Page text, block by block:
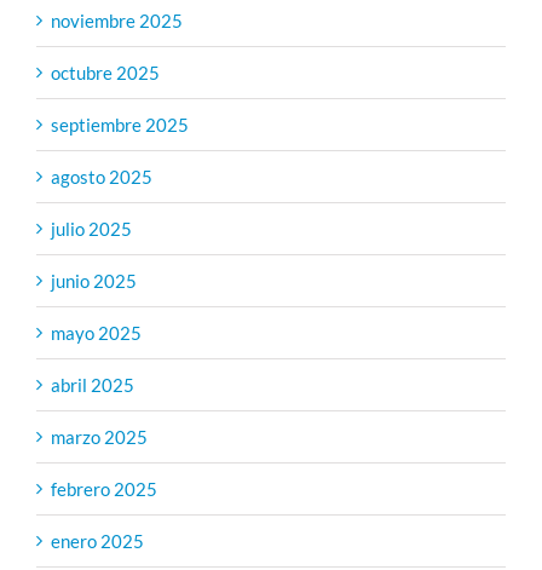
noviembre 2025
octubre 2025
septiembre 2025
agosto 2025
julio 2025
junio 2025
mayo 2025
abril 2025
marzo 2025
febrero 2025
enero 2025